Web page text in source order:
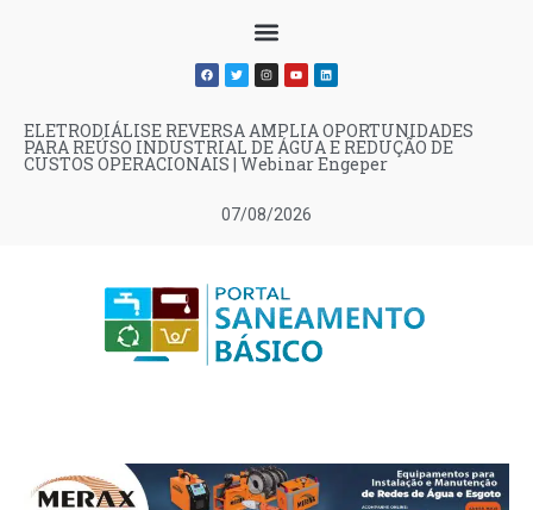
07/08/2026
ELETRODIÁLISE REVERSA AMPLIA OPORTUNIDADES
PARA REÚSO INDUSTRIAL DE ÁGUA E REDUÇÃO DE
CUSTOS OPERACIONAIS | Webinar Engeper